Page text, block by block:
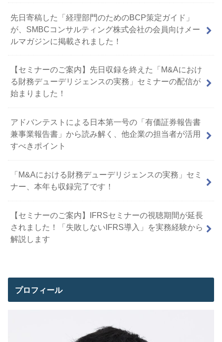
先日寄稿した「経理部門のためのBCP策定ガイド」
が、SMBCコンサルティング株式会社の会員向けメー
ルマガジンに掲載されました！
【セミナーのご案内】先日収録を終えた「M&Aにおけ
る財務デューデリジェンスの実務」セミナーの配信が
始まりました！
アドバンテストによる日本第一号の「有価証券報告書
兼事業報告書」から読み解く、他企業の担当者が活用
すべきポイント
「M&Aにおける財務デューデリジェンスの実務」セミ
ナー、本年も収録完了です！
【セミナーのご案内】IFRSセミナーの視聴期間が延長
されました！「失敗しないIFRS導入」を実務経験から
解説します
プロフィール